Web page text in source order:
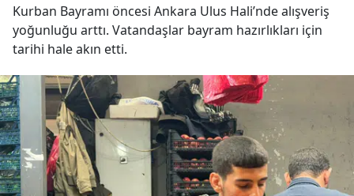
Kurban Bayramı öncesi Ankara Ulus Hali’nde alışveriş
yoğunluğu arttı. Vatandaşlar bayram hazırlıkları için
tarihi hale akın etti.